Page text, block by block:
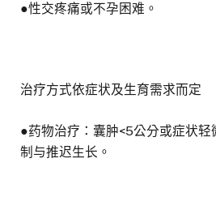
●性交疼痛或不孕困难。
治疗方式依症状及生育需求而定
●药物治疗：囊肿<5公分或症状
制与推迟生长。